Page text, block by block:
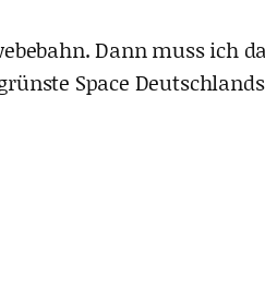
Dann muss ich
Space